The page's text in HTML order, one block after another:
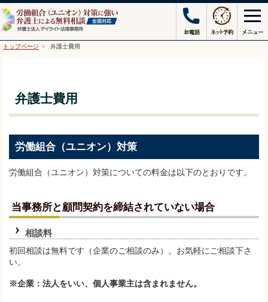
トップページ 弁護士費用
弁護士費用
労働組合（ユニオン）対策
労働組合（ユニオン）対策についての料金は以下のとおりです。
当事務所と顧問契約を締結されていない場合
相談料
初回相談は無料です（企業のご相談のみ）。お気軽にご相談下さ
い。
※企業：法人をいい、個人事業主は含まれません。